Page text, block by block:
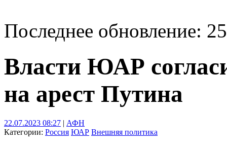
Последнее обновление:
Власти ЮАР
на арест Путина
22.07.2023 08:27 | АФН
Категории: Россия ЮАР Внешняя политика